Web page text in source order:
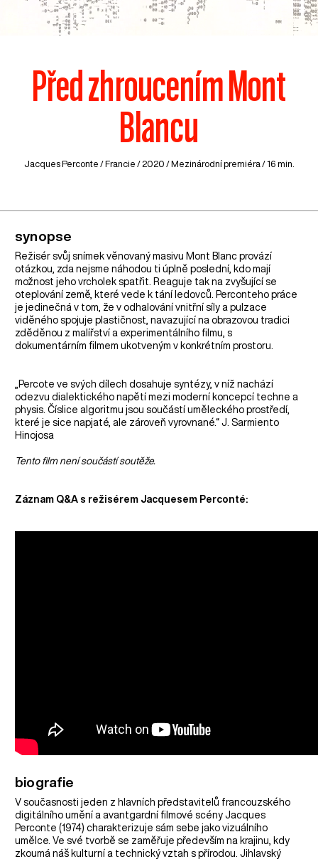
Před zhroucením Mont
Blancu
Jacques Perconte / Francie / 2020 / Mezinárodní premiéra / 16 min.
synopse
Režisér svůj snímek věnovaný masivu Mont Blanc provází
otázkou, zda nejsme náhodou ti úplně poslední, kdo mají
možnost jeho vrcholek spatřit. Reaguje tak na zvyšující se
oteplování země, které vede k tání ledovců. Perconteho práce
je jedinečná v tom, že v odhalování vnitřní síly a pulzace
viděného spojuje plastičnost, navazující na obrazovou tradici
zděděnou z malířství a experimentálního filmu, s
dokumentárním filmem ukotveným v konkrétním prostoru.
„Percote ve svých dílech dosahuje syntézy, v níž nachází
odezvu dialektického napětí mezi moderní koncepcí techne a
physis. Číslice algoritmu jsou součástí uměleckého prostředí,
které je sice napjaté, ale zároveň vyrovnané.“ J. Sarmiento
Hinojosa
Tento film není součástí soutěže.
Záznam Q&A s režisérem Jacquesem Perconté:
biografie
V současnosti jeden z hlavních představitelů francouzského
digitálního umění a avantgardní filmové scény Jacques
Perconte (1974) charakterizuje sám sebe jako vizuálního
umělce. Ve své tvorbě se zaměřuje především na krajinu, kdy
zkoumá náš kulturní a technický vztah s přírodou. Jihlavský